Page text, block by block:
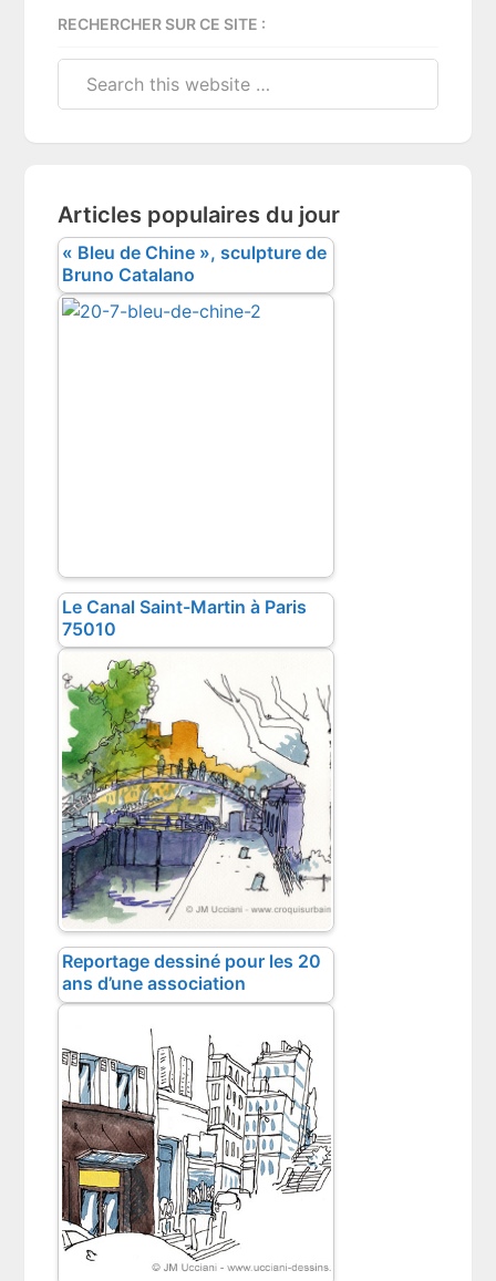
RECHERCHER SUR CE SITE :
Articles populaires du jour
« Bleu de Chine », sculpture de
Bruno Catalano
Le Canal Saint-Martin à Paris
75010
Reportage dessiné pour les 20
ans d’une association